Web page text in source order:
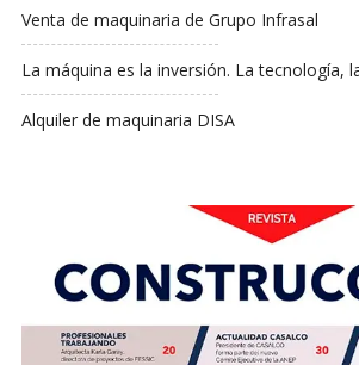
Venta de maquinaria de Grupo Infrasal
La máquina es la inversión. La tecnología,
Alquiler de maquinaria DISA